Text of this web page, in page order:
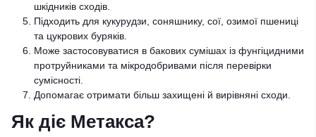
шкідників сходів.
Підходить для кукурудзи, соняшнику, сої, озимої пшениці
та цукрових буряків.
Може застосовуватися в бакових сумішах із фунгіцидними
протруйниками та мікродобривами після перевірки
сумісності.
Допомагає отримати більш захищені й вирівняні сходи.
Як діє Метакса?